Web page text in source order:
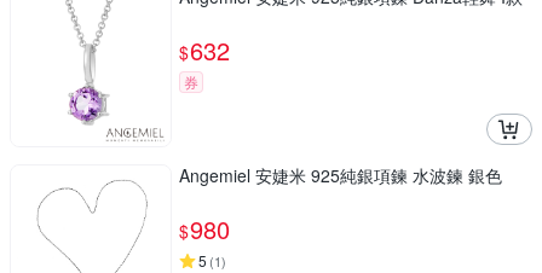
$632
券
Angemiel 安婕米 925純銀項鍊 水波鍊 銀色
$980
5 (1)